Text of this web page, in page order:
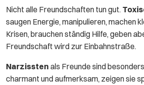
Nicht alle Freundschaften tun gut.
saugen Energie, manipulieren, machen
Krisen, brauchen ständig Hilfe, geben
Freundschaft wird zur Einbahnstraße.
Narzissten als Freunde sind
charmant und aufmerksam, zeigen sie